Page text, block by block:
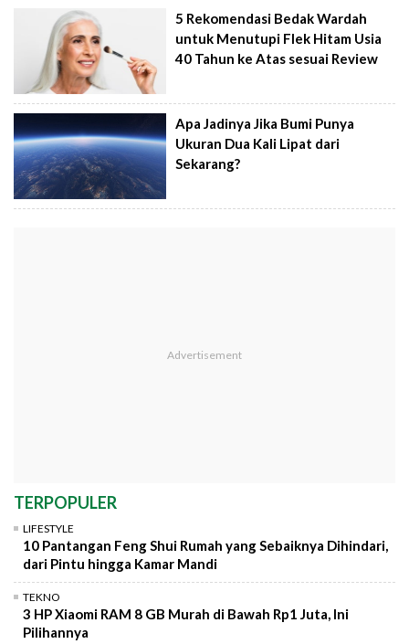
5 Rekomendasi Bedak Wardah
untuk Menutupi Flek Hitam Usia
40 Tahun ke Atas sesuai Review
Apa Jadinya Jika Bumi Punya
Ukuran Dua Kali Lipat dari
Sekarang?
TERPOPULER
LIFESTYLE
10 Pantangan Feng Shui Rumah yang Sebaiknya Dihindari,
dari Pintu hingga Kamar Mandi
TEKNO
3 HP Xiaomi RAM 8 GB Murah di Bawah Rp1 Juta, Ini
Pilihannya